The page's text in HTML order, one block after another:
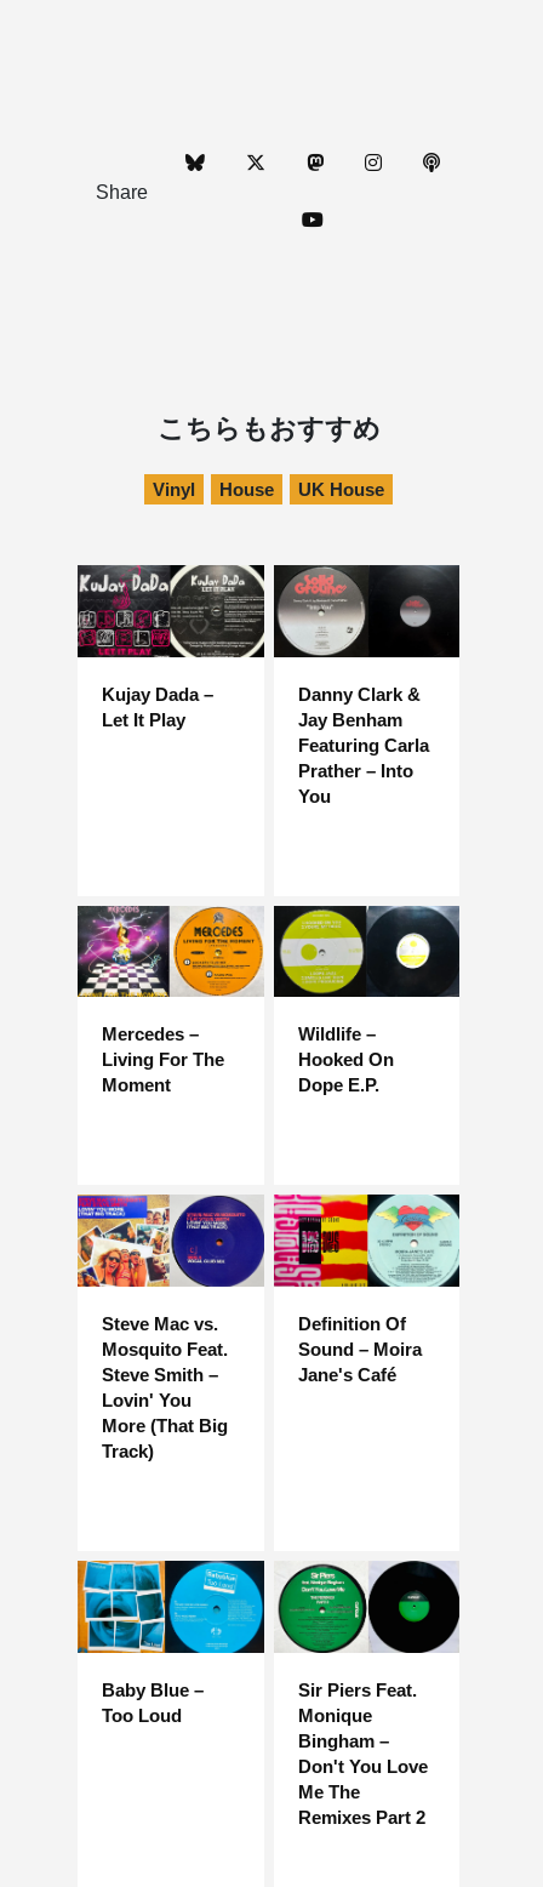
Share
こちらもおすすめ
Vinyl House UK House
Kujay Dada –
Let It Play
Danny Clark &
Jay Benham
Featuring Carla
Prather – Into
You
Mercedes –
Living For The
Moment
Wildlife –
Hooked On
Dope E.P.
Steve Mac vs.
Mosquito Feat.
Steve Smith –
Lovin' You
More (That Big
Track)
Definition Of
Sound – Moira
Jane's Café
Baby Blue –
Too Loud
Sir Piers Feat.
Monique
Bingham –
Don't You Love
Me The
Remixes Part 2